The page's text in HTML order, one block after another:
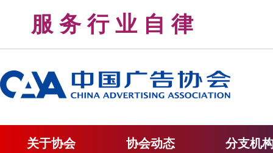
服 务 行 业 自 律
关于协会 协会动态 分支机